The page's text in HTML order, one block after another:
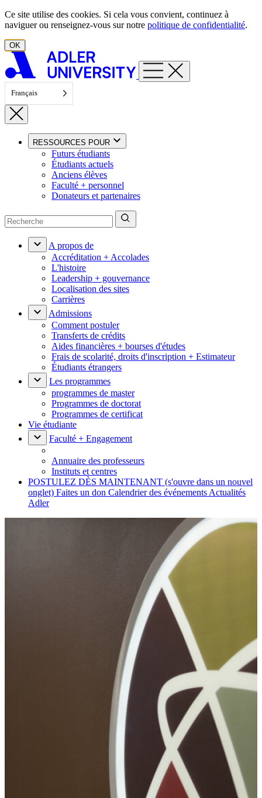
Aller au contenu
Ce site utilise des cookies. Si cela vous convient, continuez à
naviguer ou renseignez-vous sur notre politique de confidentialité.
OK
Français
RESSOURCES POUR
Futurs étudiants
Étudiants actuels
Anciens élèves
Faculté + personnel
Donateurs et partenaires
A propos de
Accréditation + Accolades
L'histoire
Leadership + gouvernance
Localisation des sites
Carrières
Admissions
Comment postuler
Transferts de crédits
Aides financières + bourses d'études
Frais de scolarité, droits d'inscription + Estimateur
Étudiants étrangers
Les programmes
programmes de master
Programmes de doctorat
Programmes de certificat
Vie étudiante
Faculté + Engagement
Annuaire des professeurs
Instituts et centres
POSTULEZ DÈS MAINTENANT (s'ouvre dans un nouvel
onglet) Faites un don Calendrier des événements Actualités
Adler